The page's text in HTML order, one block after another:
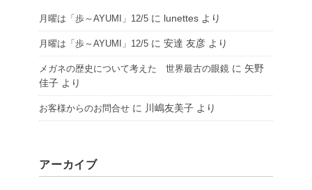
月曜は「歩～AYUMI」12/5 に lunettes より
月曜は「歩～AYUMI」12/5 に 安達 友彦 より
メガネの歴史について考えた 世界最古の眼鏡 に 矢野
佳子 より
お客様からのお問合せ に 川嶋友美子 より
アーカイブ